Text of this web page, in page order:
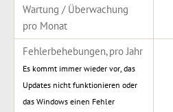
Wartung / Überwachung
pro Monat
Fehlerbehebungen, pro Jahr
Es kommt immer wieder vor, das
Updates nicht funktionieren oder
das Windows einen Fehler